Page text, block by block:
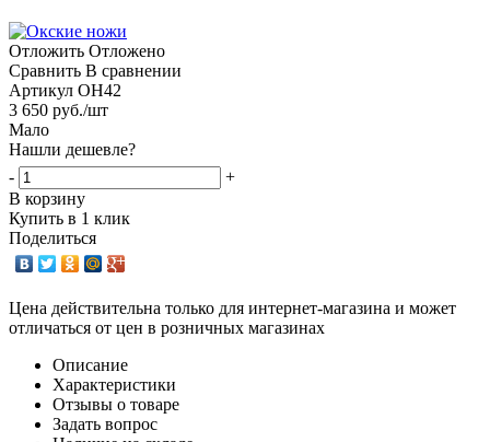
Отложить Отложено
Сравнить В сравнении
Артикул ОН42
3 650 руб./шт
Мало
Нашли дешевле?
-
+
В корзину
Купить в 1 клик
Поделиться
Цена действительна только для интернет-магазина и может
отличаться от цен в розничных магазинах
Описание
Характеристики
Отзывы о товаре
Задать вопрос